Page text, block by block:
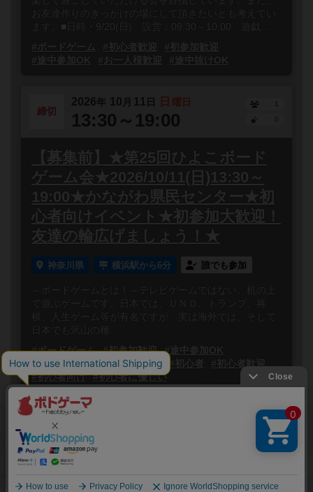
お友達作りのきっかけの場にして頂きたいとも考えてい
ます。■日時・9/20(日) 設営：09:30～10:00 遊戯...
#ボードゲーム
#初心者歓迎
#初参加歓迎
#途中参加OK
#お一人様歓迎 #途中抜けOK
締切
2026年 10 月 日 日 曜日
13:30～19:00
1
【募集前】★第25回ひよこボード
ゲーム会★2026/10/11(日)13:30～
19:00★かながわ県民センター★初
心者向けイベント★初参加大歓迎！
友達の輪広げましょう！★
神奈川県 横浜駅から6分 誰でも参加
で遊ぶゲームです。日本では、ＵＮＯ、トランプ、将
棋、人生ゲーム等が有名ですが、実は海外では、そして
日本でも沢山の種...
#ボードゲーム
#初参加歓迎
#途中参加OK
#お一人様歓迎
#途中抜けOK #初心者
#初心者歓迎
#初心者向け
#初心者に優しい
閉じる
ボードゲームのプレイ履歴を記録し
自分のデータを管理しませんか？
約75,000人 がボドゲーマを利用中！